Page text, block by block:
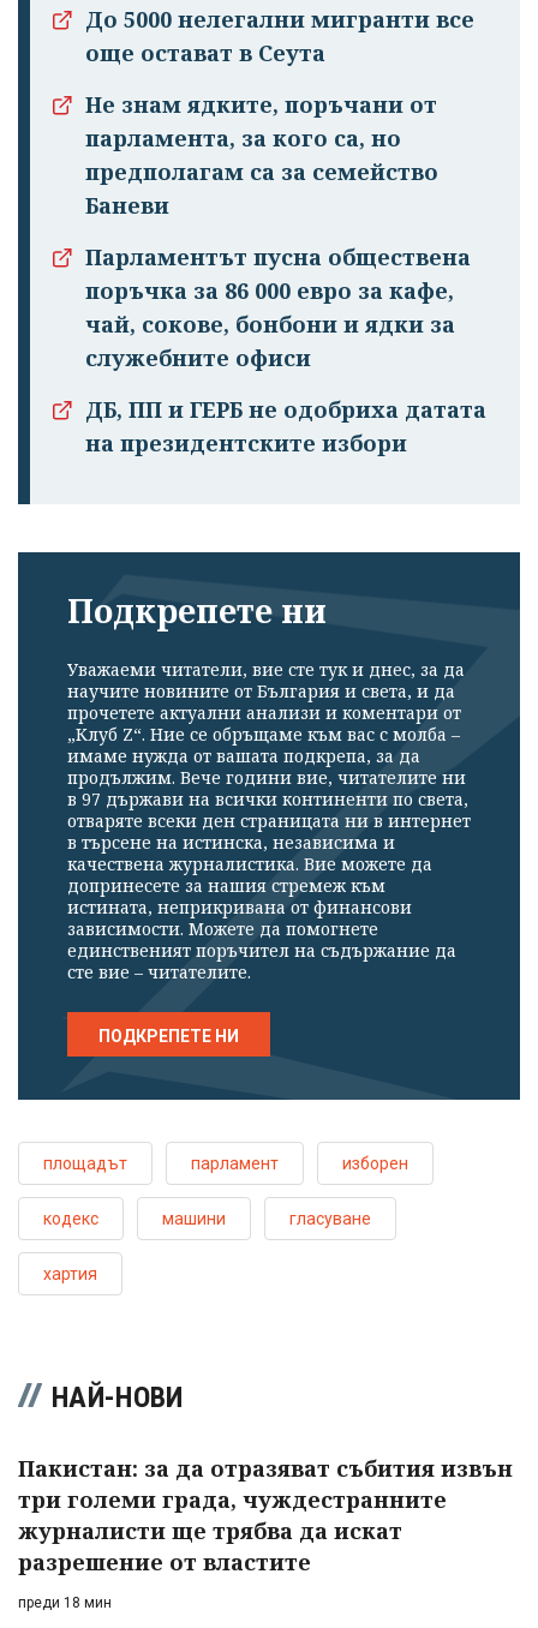
До 5000 нелегални мигранти все
още остават в Сеута
Не знам ядките, поръчани от
парламента, за кого са, но
предполагам са за семейство
Баневи
Парламентът пусна обществена
поръчка за 86 000 евро за кафе,
чай, сокове, бонбони и ядки за
служебните офиси
ДБ, ПП и ГЕРБ не одобриха датата
на президентските избори
Подкрепете ни
Уважаеми читатели, вие сте тук и днес, за да
научите новините от България и света, и да
прочетете актуални анализи и коментари от
„Клуб Z“. Ние се обръщаме към вас с молба –
имаме нужда от вашата подкрепа, за да
продължим. Вече години вие, читателите ни
в 97 държави на всички континенти по света,
отваряте всеки ден страницата ни в интернет
в търсене на истинска, независима и
качествена журналистика. Вие можете да
допринесете за нашия стремеж към
истината, неприкривана от финансови
зависимости. Можете да помогнете
единственият поръчител на съдържание да
сте вие – читателите.
ПОДКРЕПЕТЕ НИ
площадът парламент изборен
кодекс машини гласуване
хартия
НАЙ-НОВИ
Пакистан: за да отразяват събития извън
три големи града, чуждестранните
журналисти ще трябва да искат
разрешение от властите
преди 18 мин